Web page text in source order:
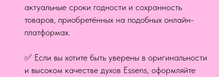
актуальные сроки годности и сохранность
товаров, приобретённых на подобных онлайн-
платформах.
✅ Если вы хотите быть уверены в оригинальности
и высоком качестве духов Essens, оформляйте